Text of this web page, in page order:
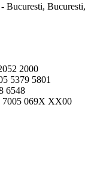
Bucuresti, Bucuresti,
2000
5379 5801
6548
069X XX00